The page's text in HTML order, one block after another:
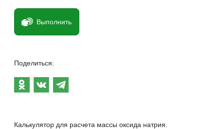
Выполнить
Поделиться:
Калькулятор для расчета массы оксида натрия.